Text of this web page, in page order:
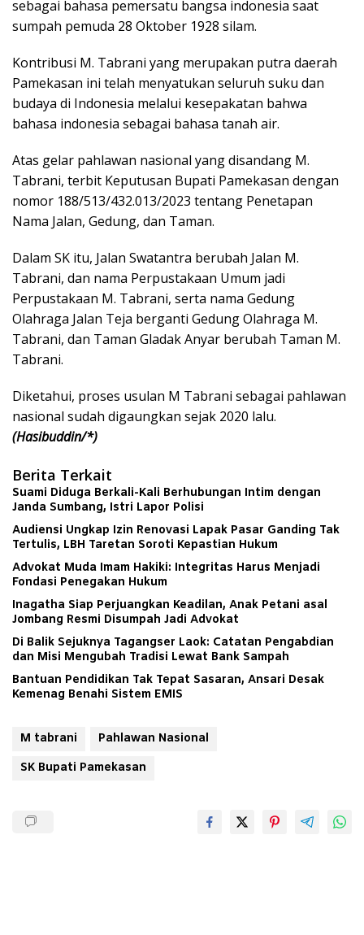
sebagai bahasa pemersatu bangsa indonesia saat
sumpah pemuda 28 Oktober 1928 silam.
Kontribusi M. Tabrani yang merupakan putra daerah
Pamekasan ini telah menyatukan seluruh suku dan
budaya di Indonesia melalui kesepakatan bahwa
bahasa indonesia sebagai bahasa tanah air.
Atas gelar pahlawan nasional yang disandang M.
Tabrani, terbit Keputusan Bupati Pamekasan dengan
nomor 188/513/432.013/2023 tentang Penetapan
Nama Jalan, Gedung, dan Taman.
Dalam SK itu, Jalan Swatantra berubah Jalan M.
Tabrani, dan nama Perpustakaan Umum jadi
Perpustakaan M. Tabrani, serta nama Gedung
Olahraga Jalan Teja berganti Gedung Olahraga M.
Tabrani, dan Taman Gladak Anyar berubah Taman M.
Tabrani.
Diketahui, proses usulan M Tabrani sebagai pahlawan
nasional sudah digaungkan sejak 2020 lalu.
(Hasibuddin/*)
Berita Terkait
Suami Diduga Berkali-Kali Berhubungan Intim dengan
Janda Sumbang, Istri Lapor Polisi
Audiensi Ungkap Izin Renovasi Lapak Pasar Ganding Tak
Tertulis, LBH Taretan Soroti Kepastian Hukum
Advokat Muda Imam Hakiki: Integritas Harus Menjadi
Fondasi Penegakan Hukum
Inagatha Siap Perjuangkan Keadilan, Anak Petani asal
Jombang Resmi Disumpah Jadi Advokat
Di Balik Sejuknya Tagangser Laok: Catatan Pengabdian
dan Misi Mengubah Tradisi Lewat Bank Sampah
Bantuan Pendidikan Tak Tepat Sasaran, Ansari Desak
Kemenag Benahi Sistem EMIS
M tabrani
Pahlawan Nasional
SK Bupati Pamekasan